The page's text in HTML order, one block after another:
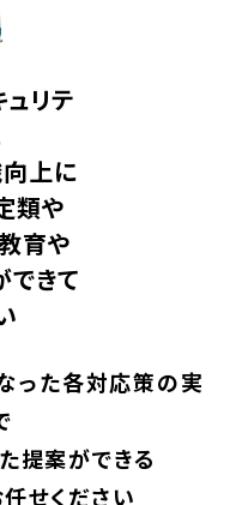
リテ
上に
類や
育や
できて
った各対応策の実
提案ができる
せください